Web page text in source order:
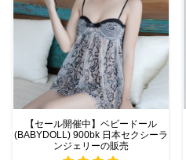
【セール開催中】ベビードール
(BABYDOLL) 900bk 日本セクシーラ
ンジェリーの販売